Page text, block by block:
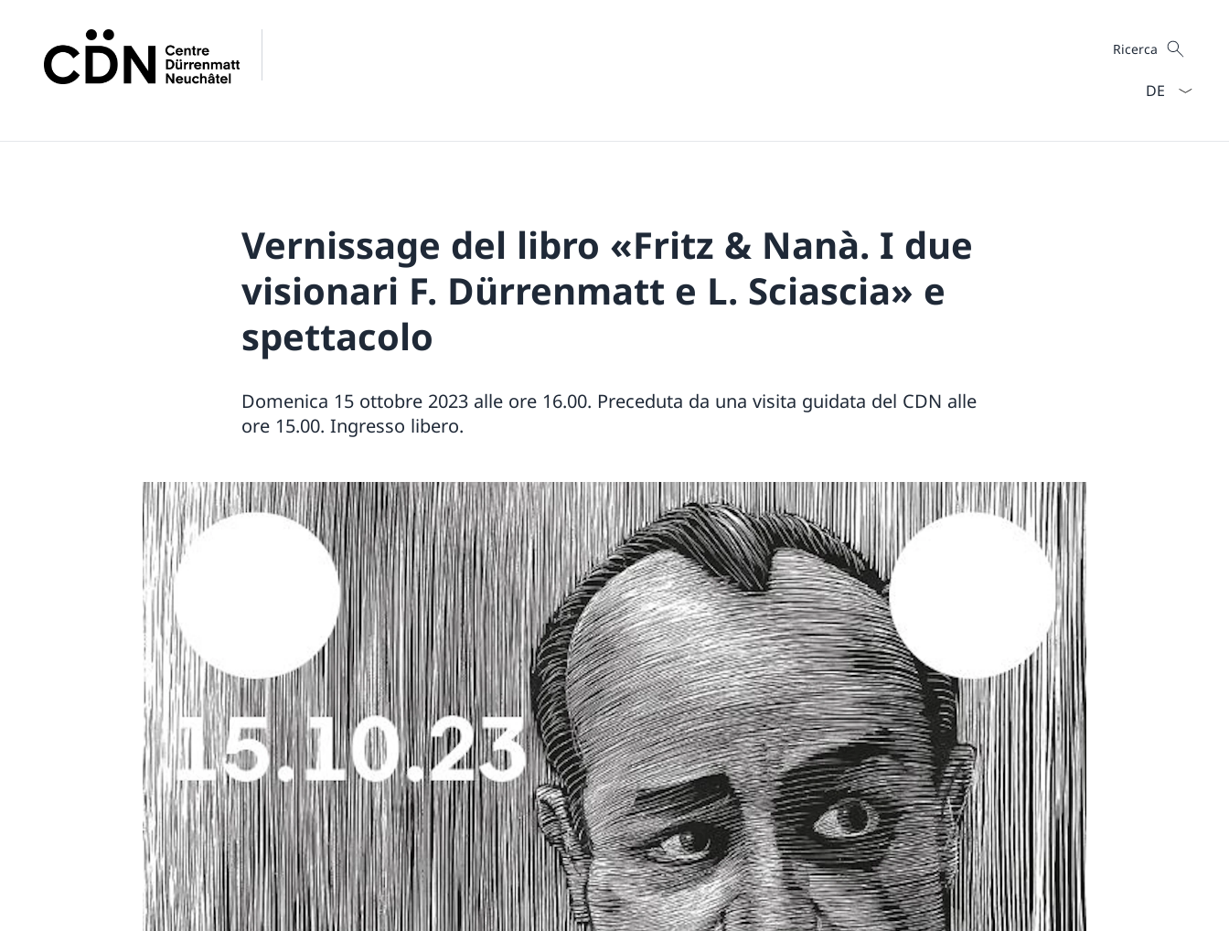
Cercare
Ricerca
Vernissage del libro «Fritz & Nanà. I due
visionari F. Dürrenmatt e L. Sciascia» e
spettacolo
Domenica 15 ottobre 2023 alle ore 16.00. Preceduta da una visita guidata del CDN alle
ore 15.00. Ingresso libero.